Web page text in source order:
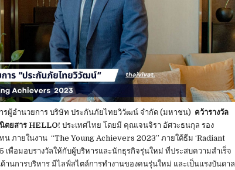
ผู้อำนวยการ บริษัท ประกันภัยไทยวิวัฒน์ จำกัด (มหาชน) คว้ารางวัล
ตยสาร HELLO! ประเทศไทย โดยมี คุณเจนจิรา อัศวะธนกุล รอง
น ภายในงาน “The Young Achievers 2023” ภายใต้ธีม ‘Radiant
เพื่อมอบรางวัลให้กับผู้บริหารและนักธุรกิจรุ่นใหม่ ที่ประสบความสำเร็จ
านการบริหาร มีไลฟ์สไตล์การทำงานของคนรุ่นใหม่ และเป็นแรงบันดาล